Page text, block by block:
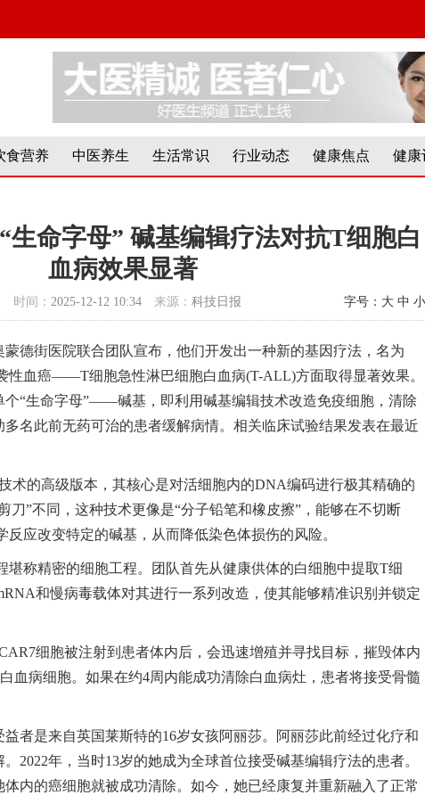
食营养 中医养生 生活常识 行业动态 健康焦点 健康
生命字母” 碱基编辑疗法对抗T细胞白
血病效果显著
时间： 2025-12-12 10:34 来源： 科技日报 字号： 大 中 小
德街医院联合团队宣布，他们开发出一种新的基因疗法，名为
性血癌——T细胞急性淋巴细胞白血病(T-ALL)方面取得显著效果。
个“生命字母”——碱基，即利用碱基编辑技术改造免疫细胞，清除
名此前无药可治的患者缓解病情。相关临床试验结果发表在最近
术的高级版本，其核心是对活细胞内的DNA编码进行极其精确的
刀”不同，这种技术更像是“分子铅笔和橡皮擦”，能够在不切断
应改变特定的碱基，从而降低染色体损伤的风险。
堪称精密的细胞工程。团队首先从健康供体的白细胞中提取T细
和慢病毒载体对其进行一系列改造，使其能够精准识别并锁定
细胞被注射到患者体内后，会迅速增殖并寻找目标，摧毁体内
血病细胞。如果在约4周内能成功清除白血病灶，患者将接受骨髓
者是来自英国莱斯特的16岁女孩阿丽莎。阿丽莎此前经过化疗和
2022年，当时13岁的她成为全球首位接受碱基编辑疗法的患者。
内的癌细胞就被成功清除。如今，她已经康复并重新融入了正常